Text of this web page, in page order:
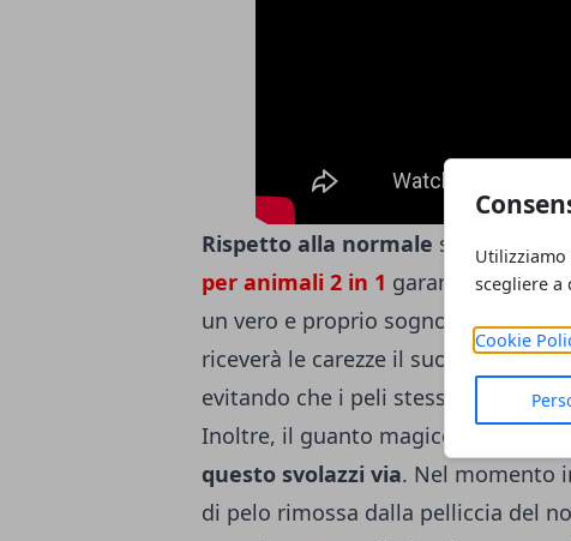
scegliere a
Cookie
Rispetto alla normale spazzola
per animali 2 in 1 garantisce
un vero e proprio sogno per il
riceverà le carezze il suo vecchio
evitando che i peli stessi poi
Inoltre, il guanto magico per
questo svolazzi via. Nel momento
di pelo rimossa dalla pelliccia del